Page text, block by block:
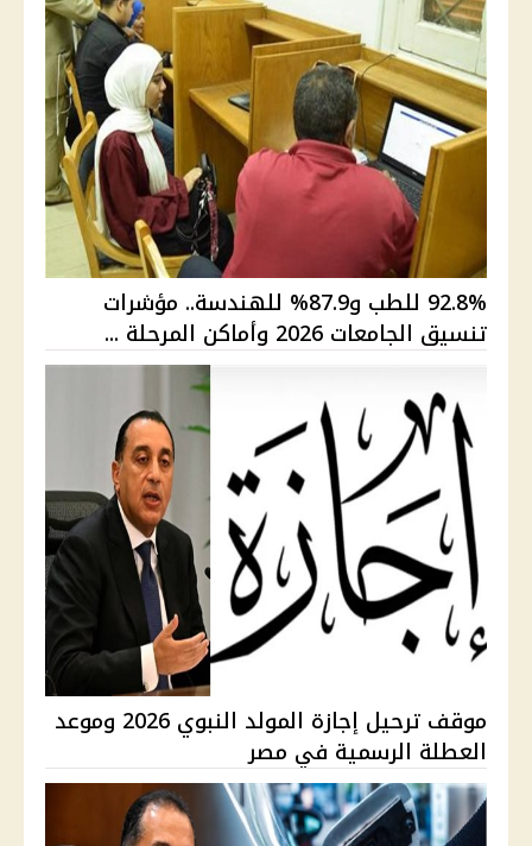
92.8% للطب و87.9% للهندسة.. مؤشرات
تنسيق الجامعات 2026 وأماكن المرحلة ...
موقف ترحيل إجازة المولد النبوي 2026 وموعد
العطلة الرسمية في مصر